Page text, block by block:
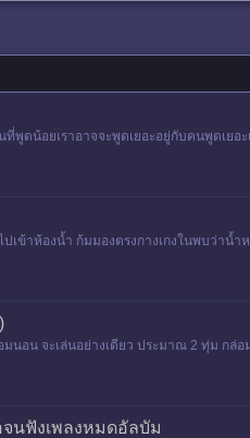
ดน้อยเราอาจจะพูดเยอะอยู่กับคนพูดเยอ
ข้าห้องน้ำ ก้มมองตรงกางเกงใน​พบว่าน้
อน จะเล่นอย่างเดียว ประมาณ 2 ทุ่ม กล่
จนฟังเพลงหมดอัลบัม